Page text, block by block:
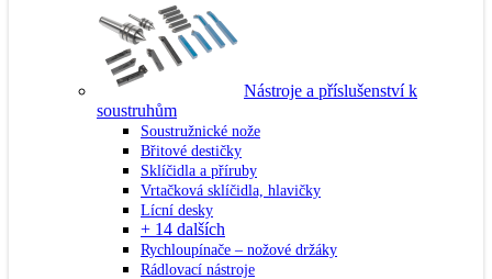
Nástroje a příslušenství k
soustruhům
Soustružnické nože
Břitové destičky
Sklíčidla a příruby
Vrtačková sklíčidla, hlavičky
Lícní desky
+ 14 dalších
Rychloupínače – nožové držáky
Rádlovací nástroje